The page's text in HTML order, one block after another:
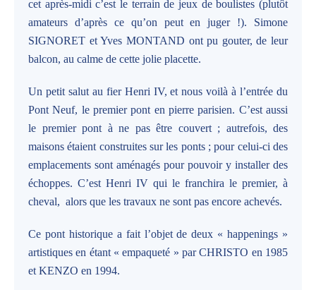
cet après-midi c’est le terrain de jeux de boulistes (plutôt
amateurs d’après ce qu’on peut en juger !). Simone
SIGNORET et Yves MONTAND ont pu gouter, de leur
balcon, au calme de cette jolie placette.
Un petit salut au fier Henri IV, et nous voilà à l’entrée du
Pont Neuf, le premier pont en pierre parisien. C’est aussi
le premier pont à ne pas être couvert ; autrefois, des
maisons étaient construites sur les ponts ; pour celui-ci des
emplacements sont aménagés pour pouvoir y installer des
échoppes. C’est Henri IV qui le franchira le premier, à
cheval, alors que les travaux ne sont pas encore achevés.
Ce pont historique a fait l’objet de deux « happenings »
artistiques en étant « empaqueté » par CHRISTO en 1985
et KENZO en 1994.